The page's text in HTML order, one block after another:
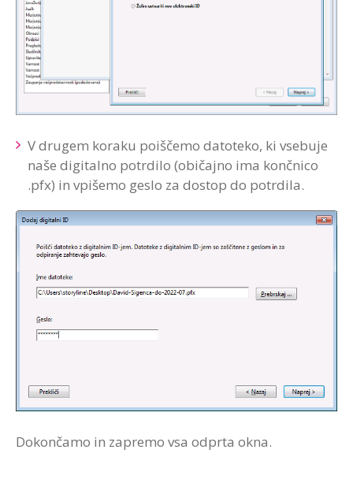
V drugem koraku poiščemo datoteko, ki vsebuje
naše digitalno potrdilo (običajno ima končnico
.pfx) in vpišemo geslo za dostop do potrdila.
Dokončamo in zapremo vsa odprta okna.